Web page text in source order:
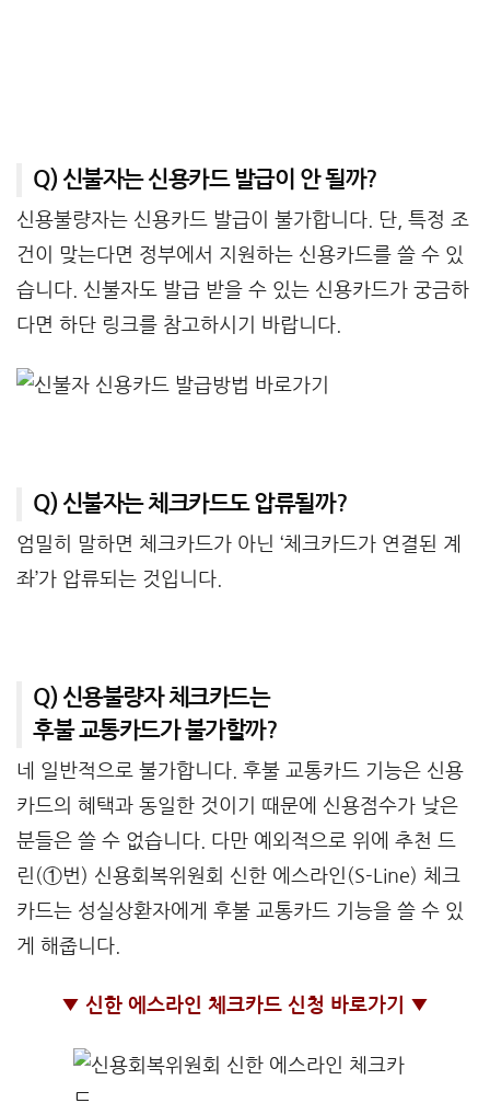
Q) 신불자는 신용카드 발급이 안 될까?
신용불량자는 신용카드 발급이 불가합니다. 단, 특정 조
건이 맞는다면 정부에서 지원하는 신용카드를 쓸 수 있
습니다. 신불자도 발급 받을 수 있는 신용카드가 궁금하
다면 하단 링크를 참고하시기 바랍니다.
Q) 신불자는 체크카드도 압류될까?
엄밀히 말하면 체크카드가 아닌 ‘체크카드가 연결된 계
좌’가 압류되는 것입니다.
Q) 신용불량자 체크카드는
후불 교통카드가 불가할까?
네 일반적으로 불가합니다. 후불 교통카드 기능은 신용
카드의 혜택과 동일한 것이기 때문에 신용점수가 낮은
분들은 쓸 수 없습니다. 다만 예외적으로 위에 추천 드
린(①번) 신용회복위원회 신한 에스라인(S-Line) 체크
카드는 성실상환자에게 후불 교통카드 기능을 쓸 수 있
게 해줍니다.
▼ 신한 에스라인 체크카드 신청 바로가기 ▼